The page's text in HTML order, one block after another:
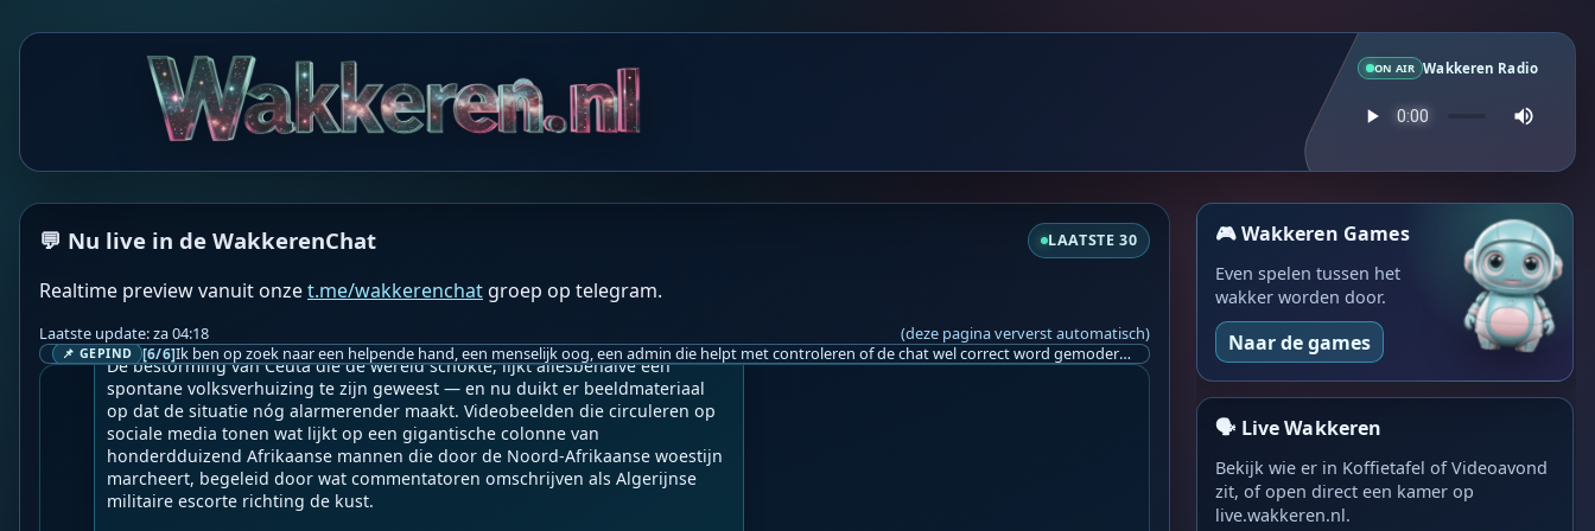
ON AIR Wakkeren Radio
💬 Nu live in de WakkerenChat LAATSTE 30
Realtime preview vanuit onzet.me/wakkerenchat groep op telegram.
Laatste update: za 04:18 (deze pagina ververst automatisch)
📌 GEPIND [6/6] Ik ben op zoek naar een helpende hand, een menselijk oog, een admin die helpt met controleren of de chat wel correct word gemodereerd word door NoMoSpam. 98% gaat automatisch goed, toch ik dit nooit helemaal loslaten en moet er altijd een mens mee blijven opletten bij elke beslissing die gemaakt word. Waar bestaan de werkzaamheden uit? Mee kijken in admin log kanaal naar alle drugs/porno/scams die voorbij komen en in het geval van een randgevalletje, ingrijpen en b.v. een verwijderd maar wel toegestaan bericht terug plaatsen met een druk op de knop. tsja zo banaal en simpel is het gesteld.. Word je hier blij van? Nee. Strookt het je ego? Nee. Word je er beter van? Nee. Kost het veel tijd? Totaal niet, consistentie en regelmaat is belangrijker dan 'er even voor kunnen gaan zitten'.. het werk is in een paar seconden gepiept.. je checkt puur of AI de juiste beslissing heeft gemaakt.. …
Current Direct
Zijn ze zo gestoord?
☀️NineForNews☀️
--
De bestorming van Ceuta die de wereld schokte, lijkt allesbehalve een
spontane volksverhuizing te zijn geweest — en nu duikt er beeldmateriaal
op dat de situatie nóg alarmerender maakt. Videobeelden die circuleren op
sociale media tonen wat lijkt op een gigantische colonne van
honderdduizend Afrikaanse mannen die door de Noord-Afrikaanse woestijn
marcheert, begeleid door wat commentatoren omschrijven als Algerijnse
militaire escorte richting de kust.
🎮 Wakkeren Games
Even spelen tussen het
wakker worden door.
Naar de games
🗣️ Live Wakkeren
Bekijk wie er in Koffietafel of Videoavond
zit, of open direct een kamer op
live.wakkeren.nl.